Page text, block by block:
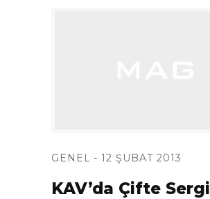
GENEL 12 ŞUBAT 2013
KAV’da Çifte Sergi